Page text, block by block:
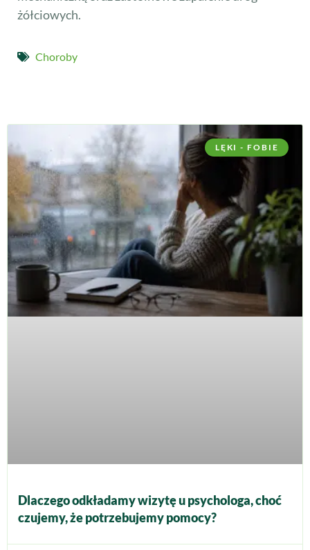
żółciowych.
Choroby
LĘKI - FOBIE
Dlaczego odkładamy wizytę u psychologa, choć
czujemy, że potrzebujemy pomocy?